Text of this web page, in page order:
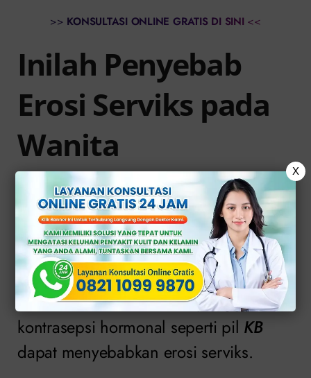
>> KONSULTASI ONLINE GRATIS DI SINI <<
Inilah Penyebab
Erosi Serviks pada
Wanita
Berikut penyebabnya:
Perubahan hormon
Perubahan hormon selama masa
pubertas, kehamilan atau penggunaan
kontrasepsi hormonal seperti pil KB
dapat menyebabkan erosi serviks.
X